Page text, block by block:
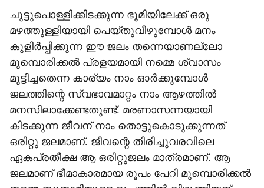
ചുട്ടുപൊള്ളിക്കിടക്കുന്ന ഭൂമിയിലേക്ക് ഒരു
മഴത്തുള്ളിയായി പെയ്തുവീഴുമ്പോള്‍ മനം
കുളിര്‍പ്പിക്കുന്ന ഈ ജലം തന്നെയാണല്ലോ
മുമ്പൊരിക്കല്‍ പ്രളയമായി നമ്മെ ശ്വാസം
മുട്ടിച്ചതെന്ന കാര്യം നാം ഓര്‍ക്കുമ്പോള്‍
ജലത്തിന്റെ സ്വഭാവമാറ്റം നാം ആഴത്തില്‍
മനസിലാക്കേണ്ടതുണ്ട്. മരണാസന്നയായി
കിടക്കുന്ന ജീവന് നാം തൊട്ടുകൊടുക്കുന്നത്
ഒരിറ്റു ജലമാണ്. ജീവന്റെ തിരിച്ചുവരവിലെ
ഏകപ്രതീക്ഷ ആ ഒരിറ്റുജലം മാത്രമാണ്. ആ
ജലമാണ് ഭീമാകാരമായ രൂപം പേറി മുമ്പൊരിക്കല്‍